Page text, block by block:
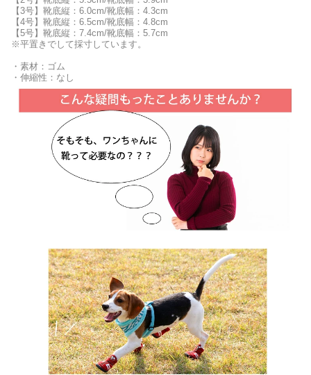
【3号】靴底縦：6.0cm/靴底幅：4.3cm
【4号】靴底縦：6.5cm/靴底幅：4.8cm
【5号】靴底縦：7.4cm/靴底幅：5.7cm
※平置きでして採寸しています。
・素材：ゴム
・伸縮性：なし